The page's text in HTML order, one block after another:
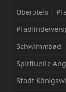
Oberpleis
Schwimmbad
Spirituelle
Stadt